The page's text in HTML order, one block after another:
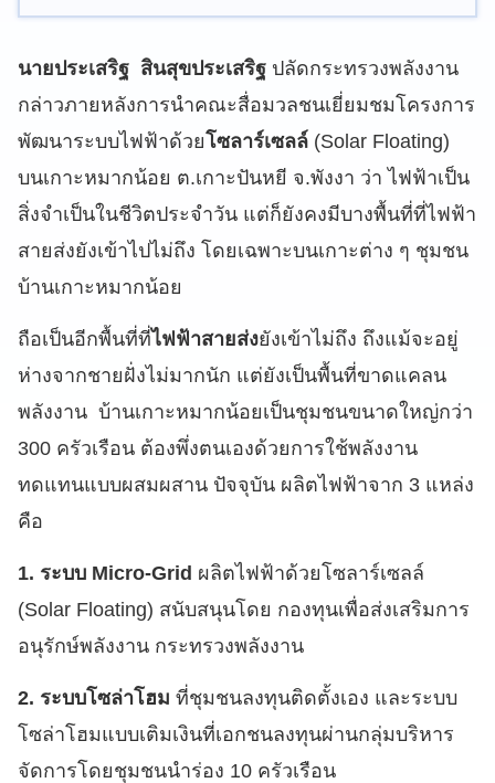
นายประเสริฐ สินสุขประเสริฐ ปลัดกระทรวงพลังงาน
กล่าวภายหลังการนำคณะสื่อมวลชนเยี่ยมชมโครงการ
พัฒนาระบบไฟฟ้าด้วยโซลาร์เซลล์ (Solar Floating)
บนเกาะหมากน้อย ต.เกาะปันหยี จ.พังงา ว่า ไฟฟ้าเป็น
สิ่งจำเป็นในชีวิตประจำวัน แต่ก็ยังคงมีบางพื้นที่ที่ไฟฟ้า
สายส่งยังเข้าไปไม่ถึง โดยเฉพาะบนเกาะต่าง ๆ ชุมชน
บ้านเกาะหมากน้อย
ถือเป็นอีกพื้นที่ที่ไฟฟ้าสายส่งยังเข้าไม่ถึง ถึงแม้จะอยู่
ห่างจากชายฝั่งไม่มากนัก แต่ยังเป็นพื้นที่ขาดแคลน
พลังงาน บ้านเกาะหมากน้อยเป็นชุมชนขนาดใหญ่กว่า
300 ครัวเรือน ต้องพึ่งตนเองด้วยการใช้พลังงาน
ทดแทนแบบผสมผสาน ปัจจุบัน ผลิตไฟฟ้าจาก 3 แหล่ง
คือ
1. ระบบ Micro-Grid ผลิตไฟฟ้าด้วยโซลาร์เซลล์
(Solar Floating) สนับสนุนโดย กองทุนเพื่อส่งเสริมการ
อนุรักษ์พลังงาน กระทรวงพลังงาน
2. ระบบโซล่าโฮม ที่ชุมชนลงทุนติดตั้งเอง และระบบ
โซล่าโฮมแบบเติมเงินที่เอกชนลงทุนผ่านกลุ่มบริหาร
จัดการโดยชุมชนนำร่อง 10 ครัวเรือน